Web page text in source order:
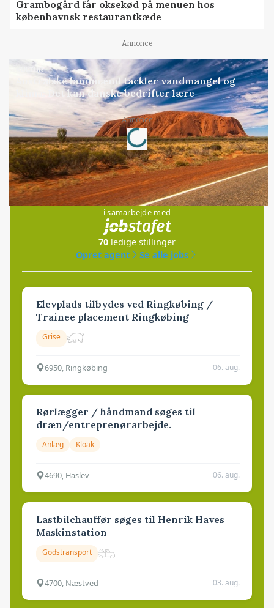
Grambogård får oksekød på menuen hos
københavnsk restaurantkæde
Annonce
KULTUR
Australske landmænd tackler vandmangel og
klima: Det kan danske bedrifter lære
Annonce
Loading...
Jobs
i samarbejde med
70 ledige stillinger
Opret agent
Se alle jobs
Elevplads tilbydes ved Ringkøbing /
Trainee placement Ringkøbing
Grise
6950, Ringkøbing 06. aug.
Rørlægger / håndmand søges til
dræn/entreprenørarbejde.
Anlæg Kloak
4690, Haslev 06. aug.
Lastbilchauffør søges til Henrik Haves
Maskinstation
Godstransport
4700, Næstved 03. aug.